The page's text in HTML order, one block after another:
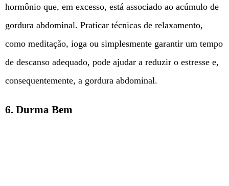
hormônio que, em excesso, está associado ao acúmulo de
gordura abdominal. Praticar técnicas de relaxamento,
como meditação, ioga ou simplesmente garantir um tempo
de descanso adequado, pode ajudar a reduzir o estresse e,
consequentemente, a gordura abdominal.
6. Durma Bem